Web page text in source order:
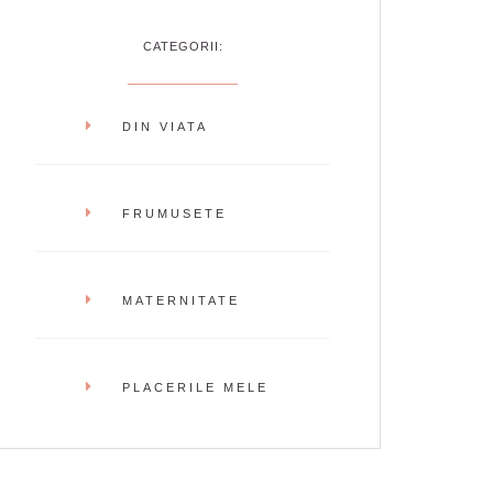
CATEGORII:
DIN VIATA
FRUMUSETE
MATERNITATE
PLACERILE MELE